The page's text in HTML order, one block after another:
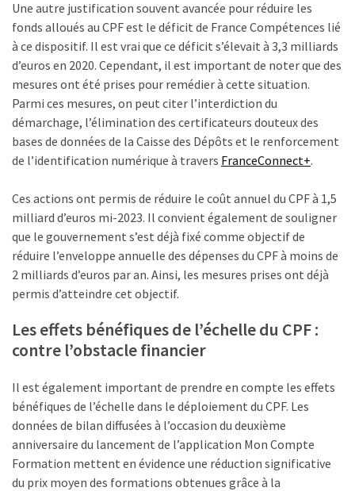
les
organismes
formation
doivent
désormais
déclarer
Sénat
sur
CPF
les
chiffres
que
DRH
devrait
retenir
pour
2027
Une autre justification souvent avancée pour réduire les
fonds alloués au CPF est le déficit de France Compétences lié
à ce dispositif. Il est vrai que ce déficit s’élevait à 3,3 milliards
d’euros en 2020. Cependant, il est important de noter que des
mesures ont été prises pour remédier à cette situation.
Parmi ces mesures, on peut citer l’interdiction du
démarchage, l’élimination des certificateurs douteux des
bases de données de la Caisse des Dépôts et le renforcement
de l’identification numérique à travers FranceConnect+.
Ces actions ont permis de réduire le coût annuel du CPF à 1,5
milliard d’euros mi-2023. Il convient également de souligner
que le gouvernement s’est déjà fixé comme objectif de
réduire l’enveloppe annuelle des dépenses du CPF à moins de
2 milliards d’euros par an. Ainsi, les mesures prises ont déjà
permis d’atteindre cet objectif.
Les effets bénéfiques de l’échelle du CPF :
contre l’obstacle financier
Il est également important de prendre en compte les effets
bénéfiques de l’échelle dans le déploiement du CPF. Les
données de bilan diffusées à l’occasion du deuxième
anniversaire du lancement de l’application Mon Compte
Formation mettent en évidence une réduction significative
du prix moyen des formations obtenues grâce à la